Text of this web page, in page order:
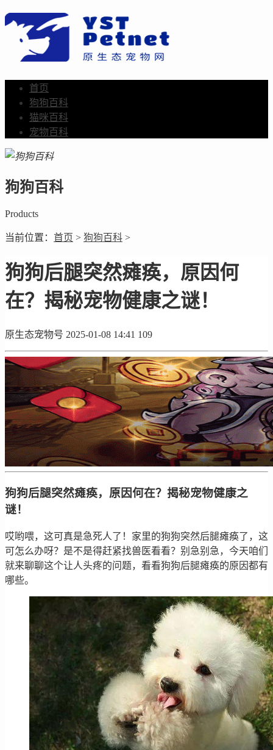
首页
狗狗百科
猫咪百科
宠物百科
狗狗百科
Products
当前位置： 首页 > 狗狗百科 >
狗狗后腿突然瘫痪，原因何
在？揭秘宠物健康之谜！
原生态宠物号 2025-01-08 14:41 109
狗狗后腿突然瘫痪，原因何在？揭秘宠物健康之
谜！
哎哟喂，这可真是急死人了！家里的狗狗突然后腿瘫痪了，这
可怎么办呀？是不是得赶紧找兽医看看？别急别急，今天咱们
就来聊聊这个让人头疼的问题，看看狗狗后腿瘫痪的原因都有
哪些。